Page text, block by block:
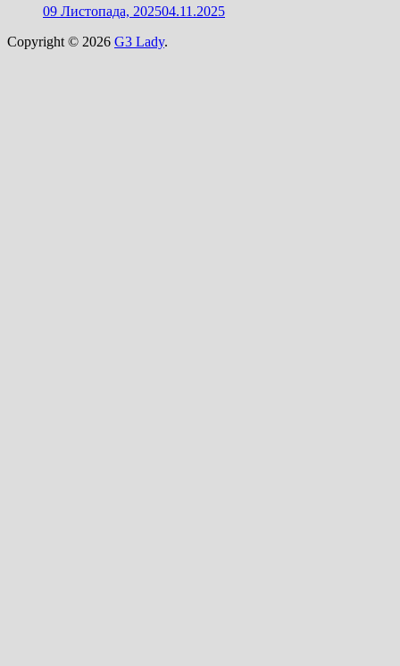
09 Листопада, 202504.11.2025
Copyright © 2026 G3 Lady.